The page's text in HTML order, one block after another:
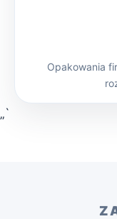
Opakowania
„`